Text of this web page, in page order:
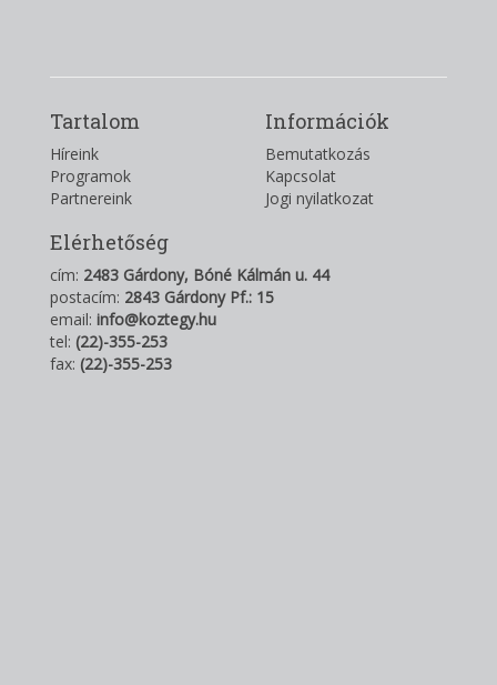
Tartalom
Híreink
Programok
Partnereink
Információk
Bemutatkozás
Kapcsolat
Jogi nyilatkozat
Elérhetőség
cím: 2483 Gárdony, Bóné Kálmán u. 44
postacím: 2843 Gárdony Pf.: 15
email: info@koztegy.hu
tel: (22)-355-253
fax: (22)-355-253